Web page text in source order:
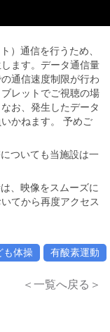
）通信を行うため、
ます。データ通信量
通信速度制限が行わ
レットでご視聴の場
お、発生したデータ
かねます。 予めご
ついても当施設は一
、映像をスムーズに
てから再度アクセス
も体操 有酸素運動
＜一覧へ戻る＞